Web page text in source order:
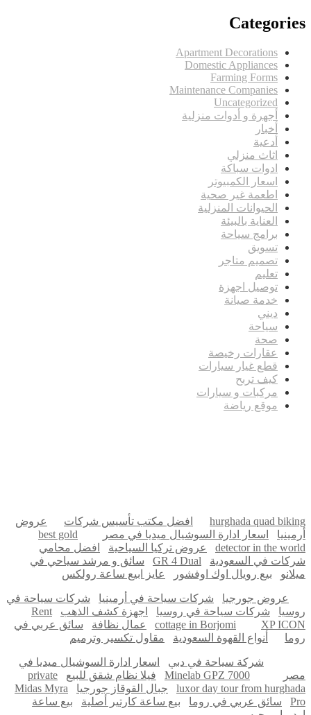
Categories
Apartment Decorations
Domestic Appliances
Farming Forms
Maintenance Companies
Uncategorized
أجهرة و أدوات منزلية
أخبار
أدعية
اثاث منزلي
ادوات سباكة
اسعار الكمبيوتر
اطعمة غير صحية
الحيوانات المنزلية
العناية بالبيئة
برامج سياحة
تسويق
تصميم متاجر
تعليم
توصيل اجهزة
خدمة صيانة
ديني
سياحة
صحة
عقارات رخيصة
قطع غيار سيارات
كيف تربح
مركبات و سيارات
موقع رياضة
hurghada quad biking افضل مكتب تأسيس شركات
عروض
أرمينيا
اسعار ادارة السوشيال ميديا في مصر
best gold
detector in the world
عروض تركيا السياحية
افضل محامي
شركات في السعودية
GR 4 Dual
سائق و مرشد سياحي في
ميلانو
بيع رويال اوك اوفشور عايز ابيع ساعة رولكس
عروض جورجيا شركات سياحة في أرمينيا
شركات سياحة في
روسيا
شركات سياحة في روسيا اجهزة كشف الذهب
Rent
cottage in Borjomi
XP ICON عمال نظافة
سائق عربي في
روما
أنواع القهوة السعودية مقاول تكسير وترميم
شركة سياحة في دبي
اسعار ادارة السوشيال ميديا في
مصر
Minelab GPZ 7000 فيلا نظام شقق للبيع
private
luxor day tour from hurghada
جبال القوقاز جورجيا
Midas Myra
Pro
سائق عربي في روما بيع ساعة كارتير أصلية
بيع ساعة